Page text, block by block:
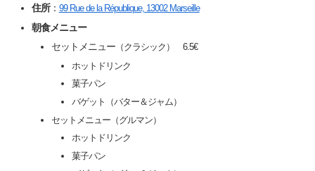
住所： 99 Rue de la République, 13002 Marseille
朝食メニュー
セットメニュー （クラシック） 6.5€
ホットドリンク
菓子パン
バゲット（バター＆ジャム）
セットメニュー（グルマン）
ホットドリンク
菓子パン